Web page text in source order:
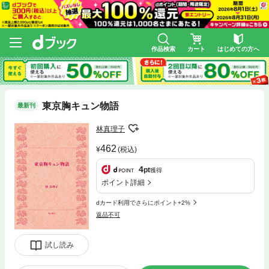
作品検索 カート はじめての方へ
最新刊 東京胸キュン物語
試し読み
林真理子
462 (税込)
4pt獲得
ポイント詳細
dカード利用でさらにポイント+2%
返品不可